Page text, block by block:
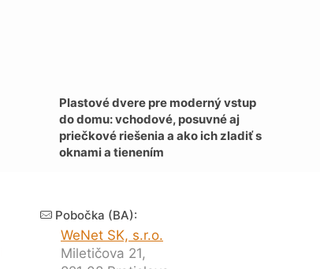
Plastové dvere pre moderný vstup
do domu: vchodové, posuvné aj
priečkové riešenia a ako ich zladiť s
oknami a tienením
Pobočka (BA):
WeNet SK, s.r.o.
Miletičova 21,